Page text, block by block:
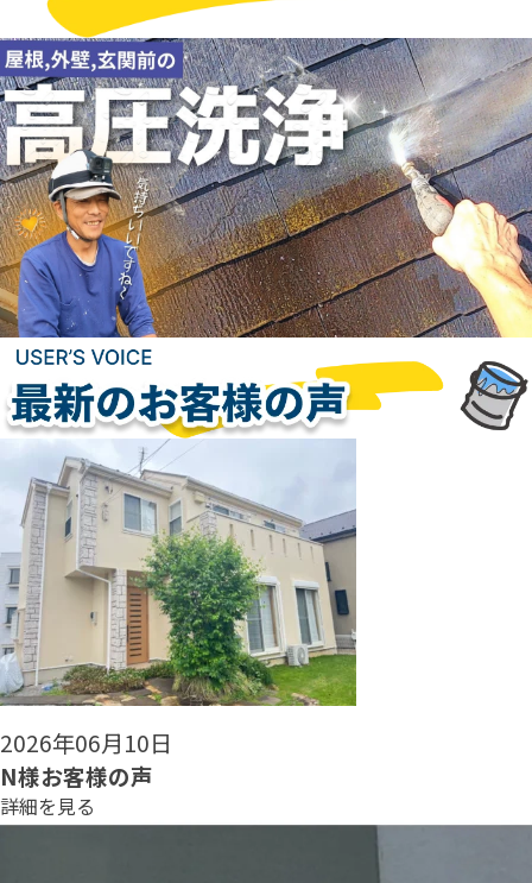
2026年06月08日
N様お客様の声
詳細を見る